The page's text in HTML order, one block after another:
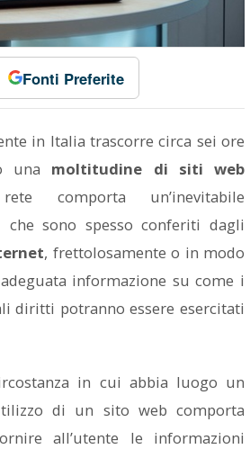
Fonti Preferite
in Italia trascorre circa sei ore
una moltitudine di siti web
comporta un’inevitabile
sono spesso conferiti dagli
, frettolosamente o in modo
informazione su come i
diritti potranno essere esercitati
in cui abbia luogo un
di un sito web comporta
all’utente le informazioni